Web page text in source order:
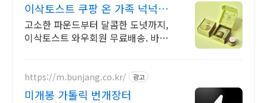
이삭토스트 쿠팡 온 가족 넉넉하
게 대용량 빵
고소한 파운드부터 달콤한 도넛까지,
이삭토스트 와우회원 무료배송. 바쁜
https://m.bunjang.co.kr/ 광고
미개봉 가톨릭 번개장터